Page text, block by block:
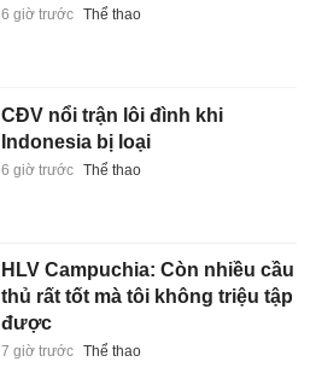
6 giờ trước Thể thao
CĐV nổi trận lôi đình khi
Indonesia bị loại
6 giờ trước Thể thao
HLV Campuchia: Còn nhiều cầu
thủ rất tốt mà tôi không triệu tập
được
7 giờ trước Thể thao